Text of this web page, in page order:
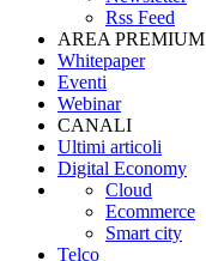
Rss Feed
AREA PREMIUM
Whitepaper
Eventi
Webinar
CANALI
Ultimi articoli
Digital Economy
Cloud
Ecommerce
Smart city
Telco